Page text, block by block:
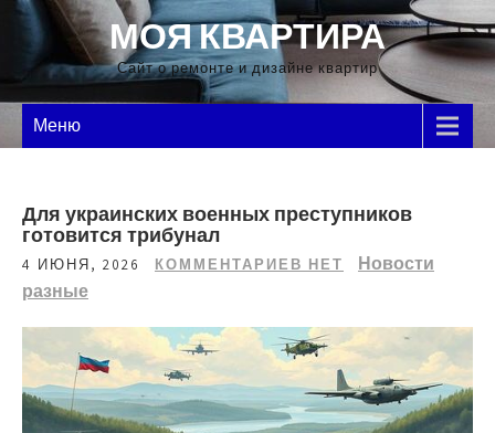
Перейти
содержимому
МОЯ КВАРТИРА
Сайт о ремонте и дизайне квартир
Меню
Для украинских военных преступников
готовится трибунал
4 ИЮНЯ, 2026 КОММЕНТАРИЕВ НЕТ
Новости
разные